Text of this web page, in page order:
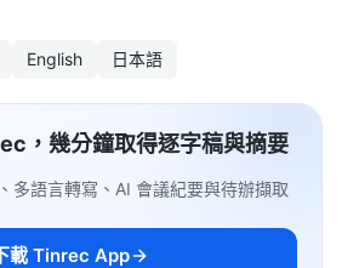
English 日本語
，幾分鐘取得逐字稿與摘要
多語言轉寫、AI 會議紀要與待辦擷取
載 Tinrec App